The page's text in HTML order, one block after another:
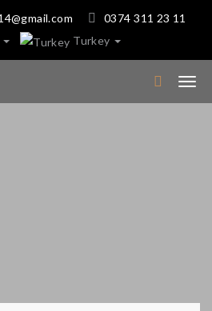
0374 311 23 11
Turkey